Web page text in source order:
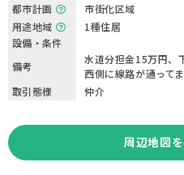
都市計画
市街化区域
用途地域
1種住居
設備・条件
備考
水道分担金15万円、
西側に線路が通ってま
取引態様
仲介
周辺地図